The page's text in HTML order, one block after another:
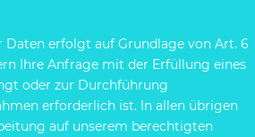
Daten erfolgt auf Grundlage von Art. 6
Ihre Anfrage mit der Erfüllung eines
oder zur Durchführung
erforderlich ist. In allen übrigen
auf unserem berechtigten